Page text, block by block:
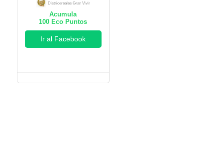
Districereales Gran Vivir
Acumula
100 Eco Puntos
Ir al Facebook